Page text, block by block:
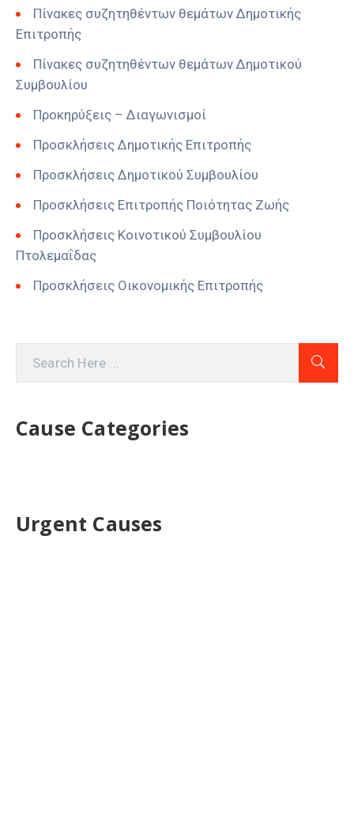
Πίνακες συζητηθέντων θεμάτων Δημοτικής
Επιτροπής
Πίνακες συζητηθέντων θεμάτων Δημοτικού
Συμβουλίου
Προκηρύξεις – Διαγωνισμοί
Προσκλήσεις Δημοτικής Επιτροπής
Προσκλήσεις Δημοτικού Συμβουλίου
Προσκλήσεις Επιτροπής Ποιότητας Ζωής
Προσκλήσεις Κοινοτικού Συμβουλίου
Πτολεμαΐδας
Προσκλήσεις Οικονομικής Επιτροπής
Cause Categories
Urgent Causes